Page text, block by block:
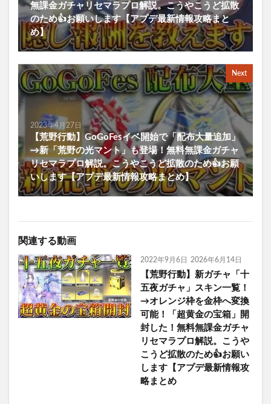
無課金ガチャリセマラプロ解説。こうやこうど拡散
のため👍お願いします【アプデ最新情報攻略まと
め】
Next
2023年4月27日
【荒野行動】GoGoFesイベ開始で「配布大量追加」
→新「荒野の光マント」も登場！無料無課金ガチャ
リセマラプロ解説。こうやこうど拡散のため👍お願
いします【アプデ最新情報攻略まとめ】
関連する動画
2022年9月6日 2026年6月14日
【荒野行動】新ガチャ「十
五夜ガチャ」スキン一覧！
→オレンジ枠を金枠へ変換
可能！「超黄金の宝箱」開
封した！無料無課金ガチャ
リセマラプロ解説。こうや
こうど拡散のため👍お願い
します【アプデ最新情報攻
略まとめ